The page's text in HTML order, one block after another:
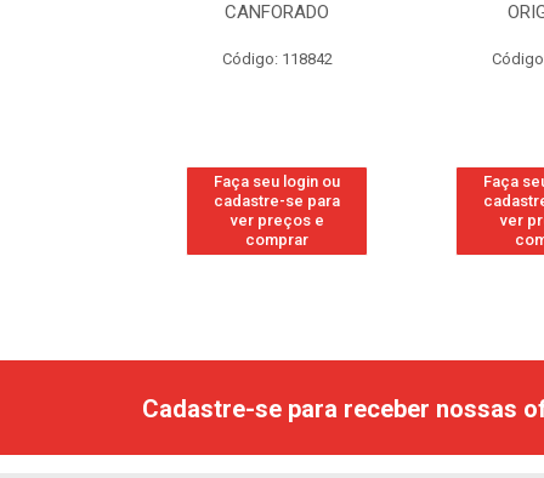
ORIGINAL
Código: 118877
Faça seu login ou
cadastre-se para
ver preços e
comprar
Faça
ver
Cadastre-se para receber nossas